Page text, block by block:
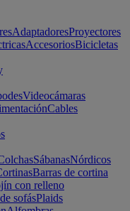
AdaptadoresProyectores
AccesoriosBicicletas
Videocámaras
Cables
SábanasNórdicos
Barras de cortina
con relleno
sofásPlaids